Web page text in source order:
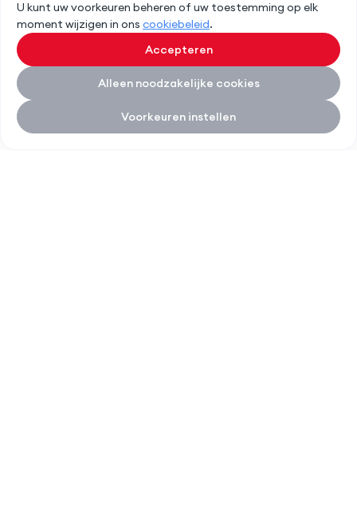
U kunt uw voorkeuren beheren of uw toestemming op elk
moment wijzigen in ons cookiebeleid.
Accepteren
Alleen noodzakelijke cookies
Voorkeuren instellen